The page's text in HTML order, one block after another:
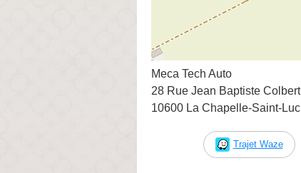
Meca Tech Auto
28 Rue Jean Baptiste Colbert
10600 La Chapelle-Saint-Luc
Trajet Waze